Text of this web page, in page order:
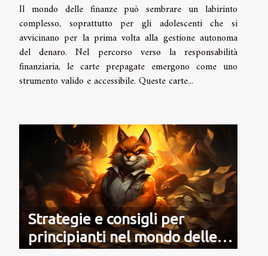
personale
Il mondo delle finanze può sembrare un labirinto
complesso, soprattutto per gli adolescenti che si
avvicinano per la prima volta alla gestione autonoma
del denaro. Nel percorso verso la responsabilità
finanziaria, le carte prepagate emergono come uno
strumento valido e accessibile. Queste carte...
Strategie e consigli per
principianti nel mondo delle